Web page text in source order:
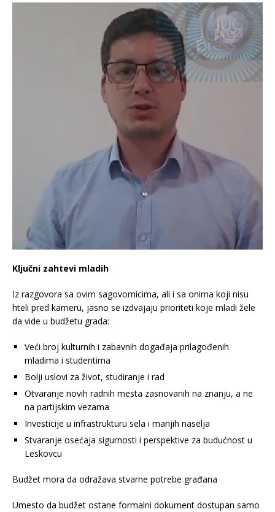
Ključni zahtevi mladih
Iz razgovora sa ovim sagovornicima, ali i sa onima koji nisu
hteli pred kameru, jasno se izdvajaju prioriteti koje mladi žele
da vide u budžetu grada:
Veći broj kulturnih i zabavnih događaja prilagođenih
mladima i studentima
Bolji uslovi za život, studiranje i rad
Otvaranje novih radnih mesta zasnovanih na znanju, a ne
na partijskim vezama
Investicije u infrastrukturu sela i manjih naselja
Stvaranje osećaja sigurnosti i perspektive za budućnost u
Leskovcu
Budžet mora da odražava stvarne potrebe građana
Umesto da budžet ostane formalni dokument dostupan samo